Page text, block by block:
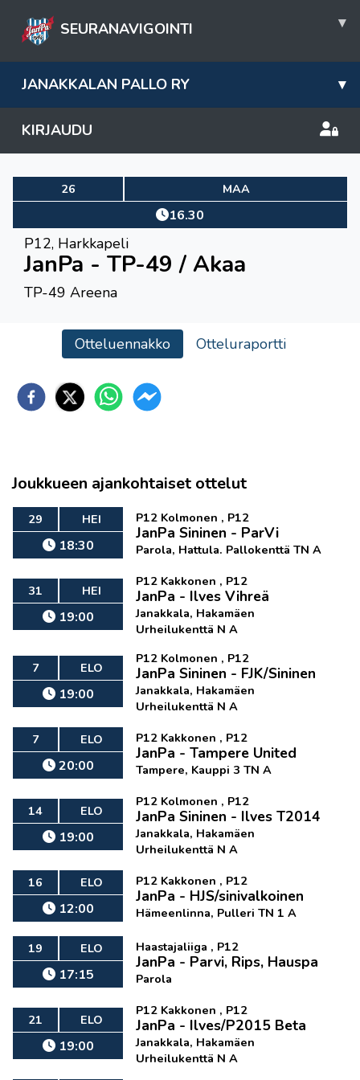
SEURANAVIGOINTI ▾
JANAKKALAN PALLO RY ▾
KIRJAUDU
26 MAA
16.30
P12, Harkkapeli
JanPa - TP-49 / Akaa
TP-49 Areena
Otteluennakko Otteluraportti
Joukkueen ajankohtaiset ottelut
29 HEI
18:30
P12 Kolmonen , P12
JanPa Sininen - ParVi
Parola, Hattula. Pallokenttä TN A
31 HEI
19:00
P12 Kakkonen , P12
JanPa - Ilves Vihreä
Janakkala, Hakamäen
Urheilukenttä N A
7 ELO
19:00
P12 Kolmonen , P12
JanPa Sininen - FJK/Sininen
Janakkala, Hakamäen
Urheilukenttä N A
7 ELO
20:00
P12 Kakkonen , P12
JanPa - Tampere United
Tampere, Kauppi 3 TN A
14 ELO
19:00
P12 Kolmonen , P12
JanPa Sininen - Ilves T2014
Janakkala, Hakamäen
Urheilukenttä N A
16 ELO
12:00
P12 Kakkonen , P12
JanPa - HJS/sinivalkoinen
Hämeenlinna, Pulleri TN 1 A
19 ELO
17:15
Haastajaliiga , P12
JanPa - Parvi, Rips, Hauspa
Parola
21 ELO
19:00
P12 Kakkonen , P12
JanPa - Ilves/P2015 Beta
Janakkala, Hakamäen
Urheilukenttä N A